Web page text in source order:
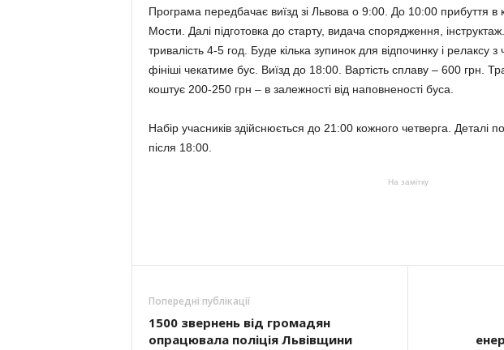
Програма передбачає виїзд зі Львова о 9:00. До 10:00 прибуття в
Мости. Далі підготовка до старту, видача спорядження,
тривалість 4-5 год. Буде кілька зупинок для відпочинку і релаксу
фініші чекатиме бус. Виїзд до 18:00. Вартість сплаву – 600 грн.
коштує 200-250 грн – в залежності від наповненості буса.
Набір учасників здійснюється до 21:00 кожного четверга.
після 18:00.
На замітку
Попередні публікації
1500 звернень від громадян
опрацювала поліція Львівщини